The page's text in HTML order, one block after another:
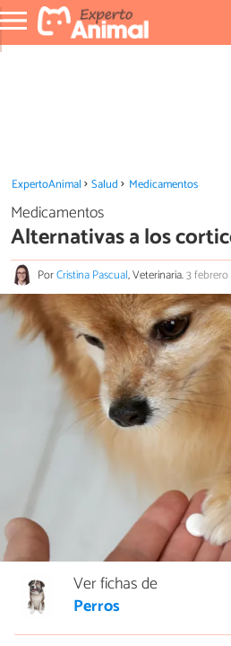
ExpertoAnimal Salud Medicamentos
Medicamentos
Alternativas a los
PorCristina Pascual, Veterinaria.3
Ver fichas de
Perros